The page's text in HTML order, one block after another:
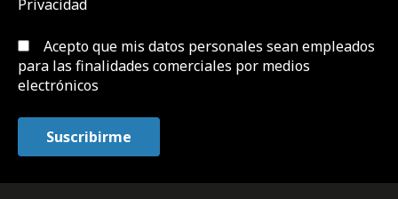
Privacidad
Acepto que mis datos personales sean empleados
para las finalidades comerciales por medios
electrónicos